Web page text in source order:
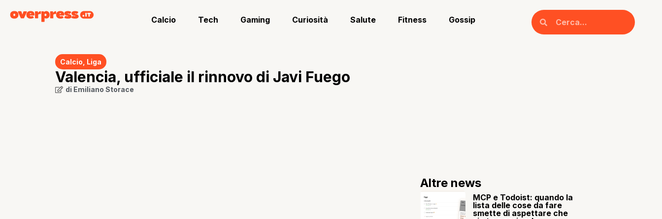
Calcio Tech Gaming Curiosità Salute Fitness Gossip
Calcio Liga
Valencia, ufficiale il rinnovo di Javi Fuego
di Emiliano Storace
Altre news
MCP e Todoist: quando la
lista delle cose da fare
smette di aspettare che